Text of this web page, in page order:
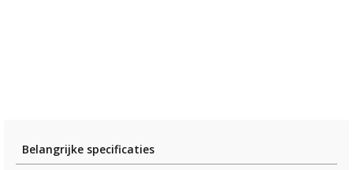
Belangrijke specificaties